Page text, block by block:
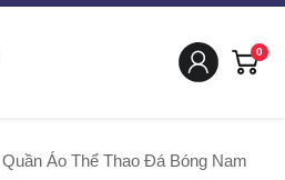
0
Quần Áo Thể Thao Đá Bóng Nam